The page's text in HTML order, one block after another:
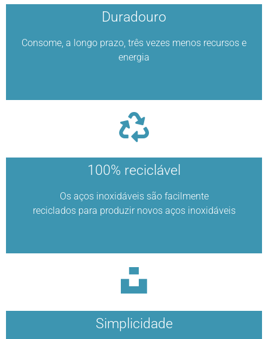
Duradouro
Consome, a longo prazo, três vezes menos recursos e
energia
100% reciclável
Os aços inoxidáveis são facilmente
reciclados para produzir novos aços inoxidáveis
Simplicidade